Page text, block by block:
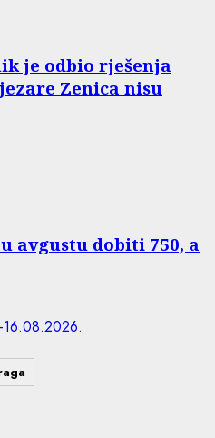
je odbio rješenja
Zenica nisu
avgustu dobiti 750, a